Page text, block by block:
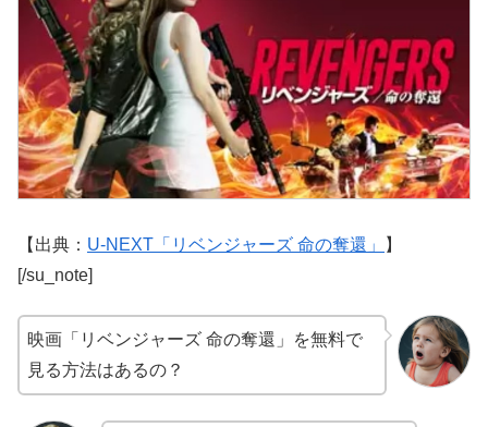
【出典： U-NEXT「リベンジャーズ 命の奪還」
】
[/su_note]
映画「リベンジャーズ 命の奪還」を無料で
見る方法はあるの？